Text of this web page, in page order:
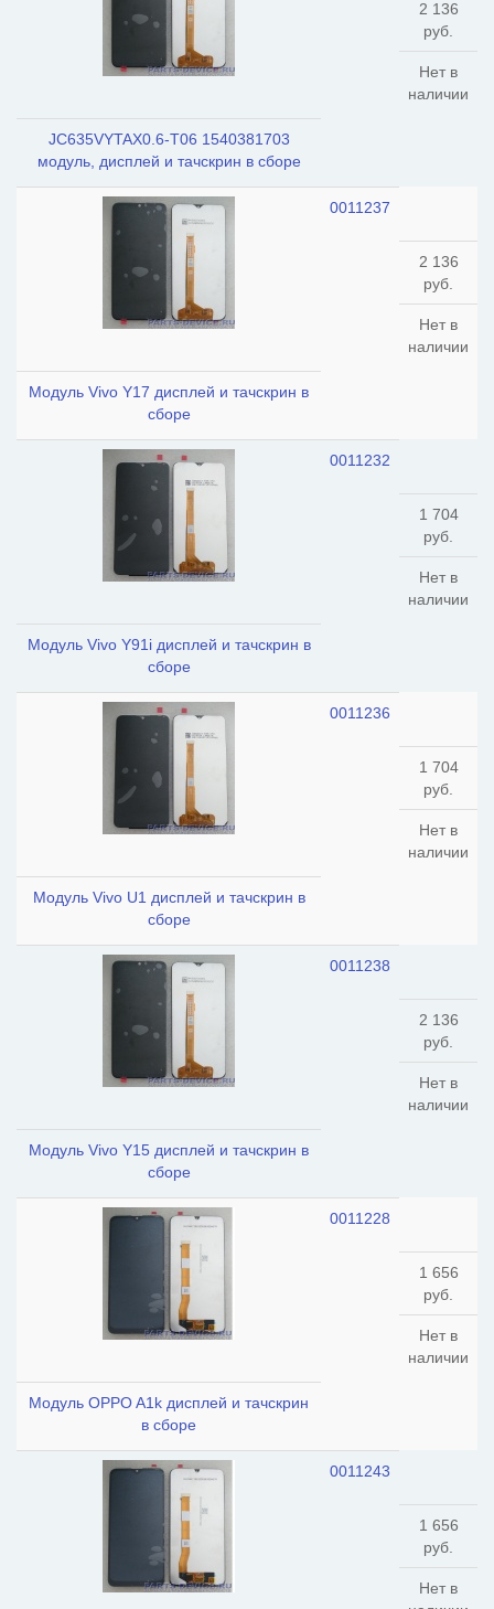
JC635VYTAX0.6-T06 1540381703
модуль, дисплей и тачскрин в сборе
2 136
руб.
Нет в
наличии
Модуль Vivo Y17 дисплей и тачскрин в
сборе
0011237
2 136
руб.
Нет в
наличии
Модуль Vivo Y91i дисплей и тачскрин в
сборе
0011232
1 704
руб.
Нет в
наличии
Модуль Vivo U1 дисплей и тачскрин в
сборе
0011236
1 704
руб.
Нет в
наличии
Модуль Vivo Y15 дисплей и тачскрин в
сборе
0011238
2 136
руб.
Нет в
наличии
Модуль OPPO A1k дисплей и тачскрин
в сборе
0011228
1 656
руб.
Нет в
наличии
0011243
1 656
руб.
Нет в